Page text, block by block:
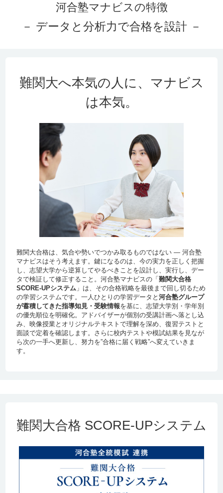
河合塾マナビスの特徴
－ データと分析力で合格を設計 －
難関大へ本気の人に、マナビス
は本気。
難関大合格は、気合や勢いでつかみ取るものではない ― 河合塾
マナビスはそう考えます。鍵になるのは、今の実力を正しく把握
し、志望大学から逆算してやるべきことを設計し、実行し、デー
タで検証して修正すること。河合塾マナビスの「 難関大合格
SCORE-UPシステム 」は、その合格戦略を最後まで回し切るため
の学習システムです。一人ひとりの学習データと 河合塾グループ
が蓄積してきた指導知見・受験情報を基に、志望大学別・学年別
の優先順位を明確化。アドバイザーが個別の受講計画へ落とし込
み、映像授業とオリジナルテキストで理解を深め、復習テストと
面談で定着を確認します。さらに校内テストや模試結果を見なが
ら次の一手へ更新し、努力を”合格に届く戦略”へ変えていきま
す。
難関大合格 SCORE-UPシステム